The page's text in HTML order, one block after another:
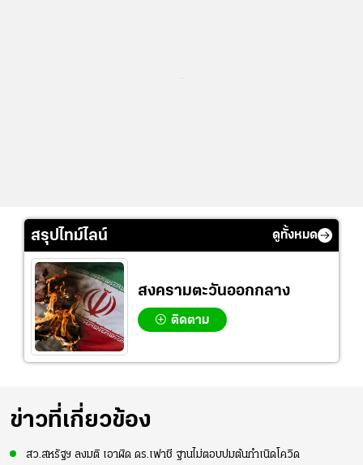
สรุปไทม์ไลน์ ดูทั้งหมด
สงครามตะวันออกกลาง
ติดตาม
ข่าวที่เกี่ยวข้อง
สว.สหรัฐฯ ลงมติ เอาผิด ดร.เฟาชี ฐานไม่ตอบปมต้นกำเนิดโควิด